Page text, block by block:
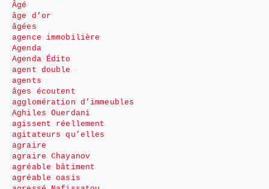
Âgé
âge d’or
âgées
agence immobilière
Agenda
Agenda Édito
agent double
agents
âges écoutent
agglomération d’immeubles
Aghiles Ouerdani
agissent réellement
agitateurs qu’elles
agraire
agraire Chayanov
agréable bâtiment
agréable oasis